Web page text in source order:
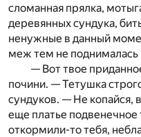
сломанная прялка,
деревянных сундука,
ненужные в данный
меж тем не поднималась
— Вот твое
почини. — Тетушка
сундуков. — Не копайся,
еще платье
откормили-то тебя,